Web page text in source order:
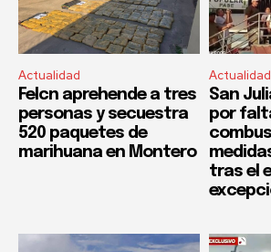
Actualidad
Felcn aprehende a tres
personas y secuestra
520 paquetes de
marihuana en Montero
Actualidad
San
por
tras el